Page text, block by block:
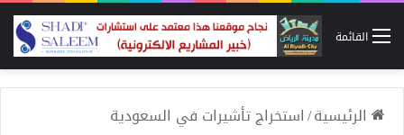
القائمة
الرئيسية/استخراج تأشيرات في السعودية